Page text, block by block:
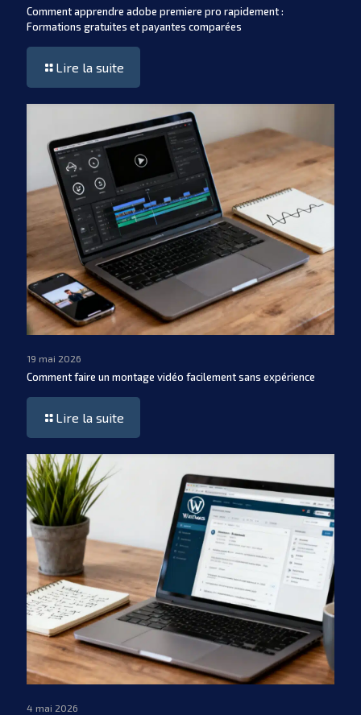
Comment apprendre adobe premiere pro rapidement :
Formations gratuites et payantes comparées
Lire la suite
19 mai 2026
Comment faire un montage vidéo facilement sans expérience
Lire la suite
4 mai 2026